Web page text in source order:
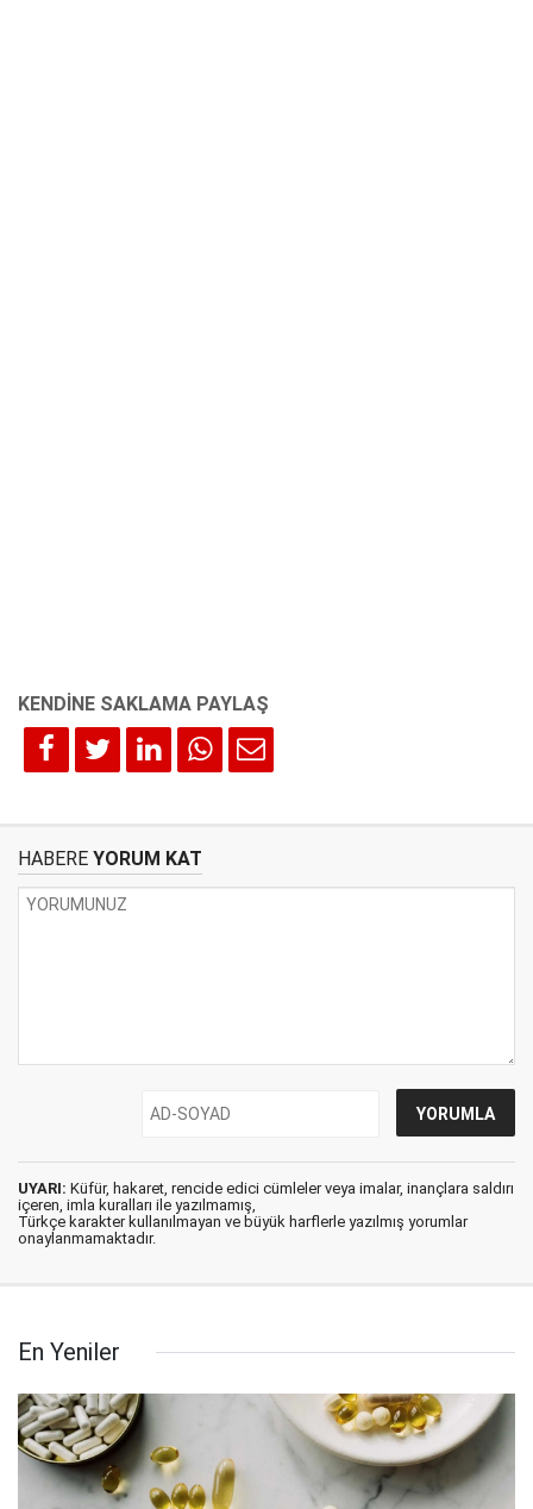
HABERE YORUM KAT
UYARI: Küfür, hakaret, rencide edici cümleler veya imalar, inançlara saldırı
içeren, imla kuralları ile yazılmamış,
Türkçe karakter kullanılmayan ve büyük harflerle yazılmış yorumlar
onaylanmamaktadır.
En Yeniler